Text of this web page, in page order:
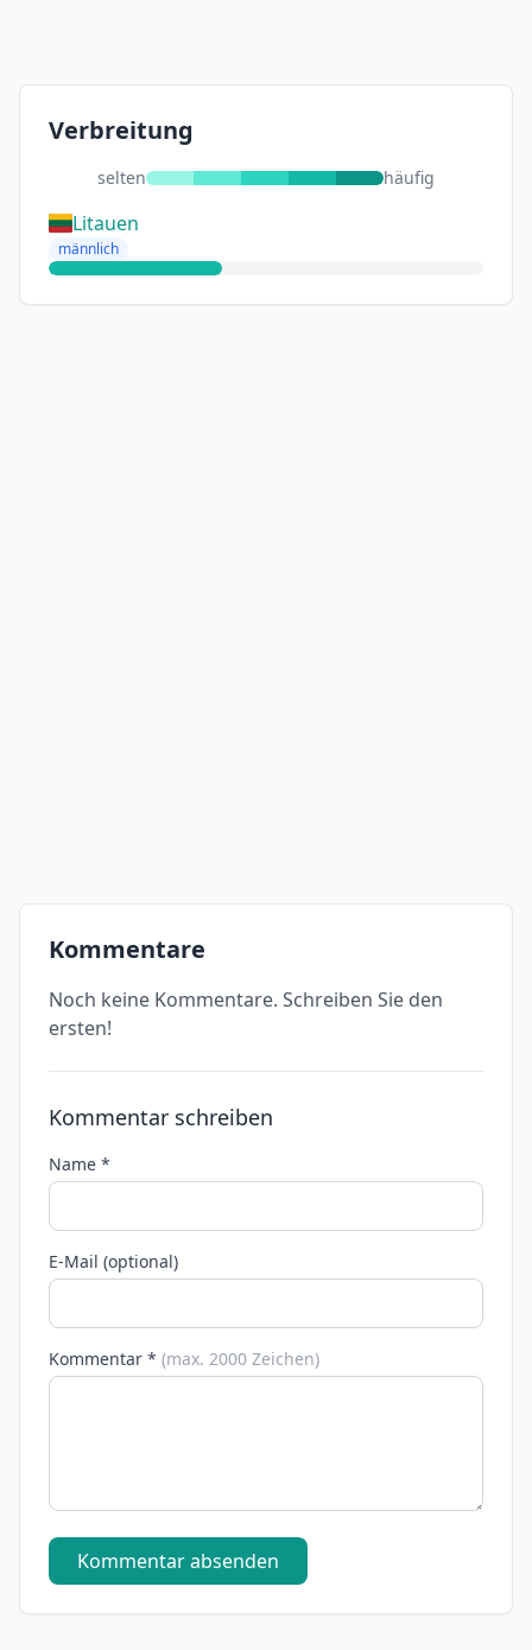
Verbreitung
selten häufig
Litauen
männlich
Kommentare
Noch keine Kommentare. Schreiben Sie den
ersten!
Kommentar schreiben
Name *
E-Mail (optional)
Kommentar * (max. 2000 Zeichen)
Kommentar absenden